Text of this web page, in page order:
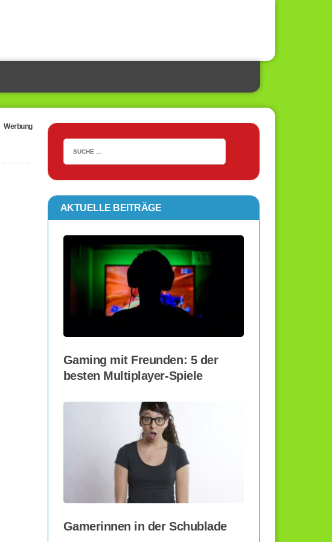
Werbung
AKTUELLE BEITRÄGE
Gaming mit Freunden: 5 der
besten Multiplayer-Spiele
Gamerinnen in der Schublade